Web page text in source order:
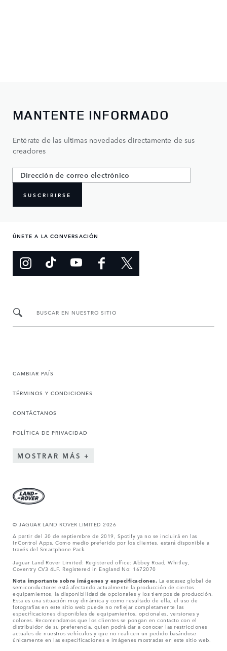
MANTENTE INFORMADO
Entérate de las ultimas novedades directamente de sus
creadores
SUSCRIBIRSE
ÚNETE A LA CONVERSACIÓN
BUSCAR EN NUESTRO SITIO
CAMBIAR PAÍS
TÉRMINOS Y CONDICIONES
CONTÁCTANOS
POLÍTICA DE PRIVACIDAD
MOSTRAR MÁS
© JAGUAR LAND ROVER LIMITED 2026
A partir del 30 de septiembre de 2019, Spotify ya no se incluirá en las
InControl Apps. Como medio preferido por los clientes, estará disponible a
través del Smartphone Pack.
Jaguar Land Rover Limited: Registered office: Abbey Road, Whitley,
Coventry CV3 4LF. Registered in England No: 1672070
Nota importante sobre imágenes y especificaciones. La escasez global de
semiconductores está afectando actualmente la producción de ciertos
equipamientos, la disponibilidad de opcionales y los tiempos de producción.
Esta es una situación muy dinámica y como resultado de ella, el uso de
fotografías en este sitio web puede no reflejar completamente las
especificaciones disponibles de equipamientos, opcionales, versiones y
colores. Recomendamos que los clientes se pongan en contacto con el
distribuidor de su preferencia, quien podrá dar a conocer las restricciones
actuales de nuestros vehículos y que no realicen un pedido basándose
únicamente en las especificaciones e imágenes mostradas en este sitio web.